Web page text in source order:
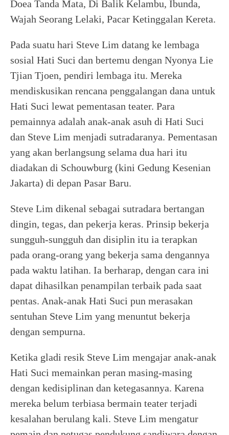
Doea Tanda Mata, Di Balik Kelambu, Ibunda,
Wajah Seorang Lelaki, Pacar Ketinggalan Kereta.
Pada suatu hari Steve Lim datang ke lembaga
sosial Hati Suci dan bertemu dengan Nyonya Lie
Tjian Tjoen, pendiri lembaga itu. Mereka
mendiskusikan rencana penggalangan dana untuk
Hati Suci lewat pementasan teater. Para
pemainnya adalah anak-anak asuh di Hati Suci
dan Steve Lim menjadi sutradaranya. Pementasan
yang akan berlangsung selama dua hari itu
diadakan di Schouwburg (kini Gedung Kesenian
Jakarta) di depan Pasar Baru.
Steve Lim dikenal sebagai sutradara bertangan
dingin, tegas, dan pekerja keras. Prinsip bekerja
sungguh-sungguh dan disiplin itu ia terapkan
pada orang-orang yang bekerja sama dengannya
pada waktu latihan. Ia berharap, dengan cara ini
dapat dihasilkan penampilan terbaik pada saat
pentas. Anak-anak Hati Suci pun merasakan
sentuhan Steve Lim yang menuntut bekerja
dengan sempurna.
Ketika gladi resik Steve Lim mengajar anak-anak
Hati Suci memainkan peran masing-masing
dengan kedisiplinan dan ketegasannya. Karena
mereka belum terbiasa bermain teater terjadi
kesalahan berulang kali. Steve Lim mengatur